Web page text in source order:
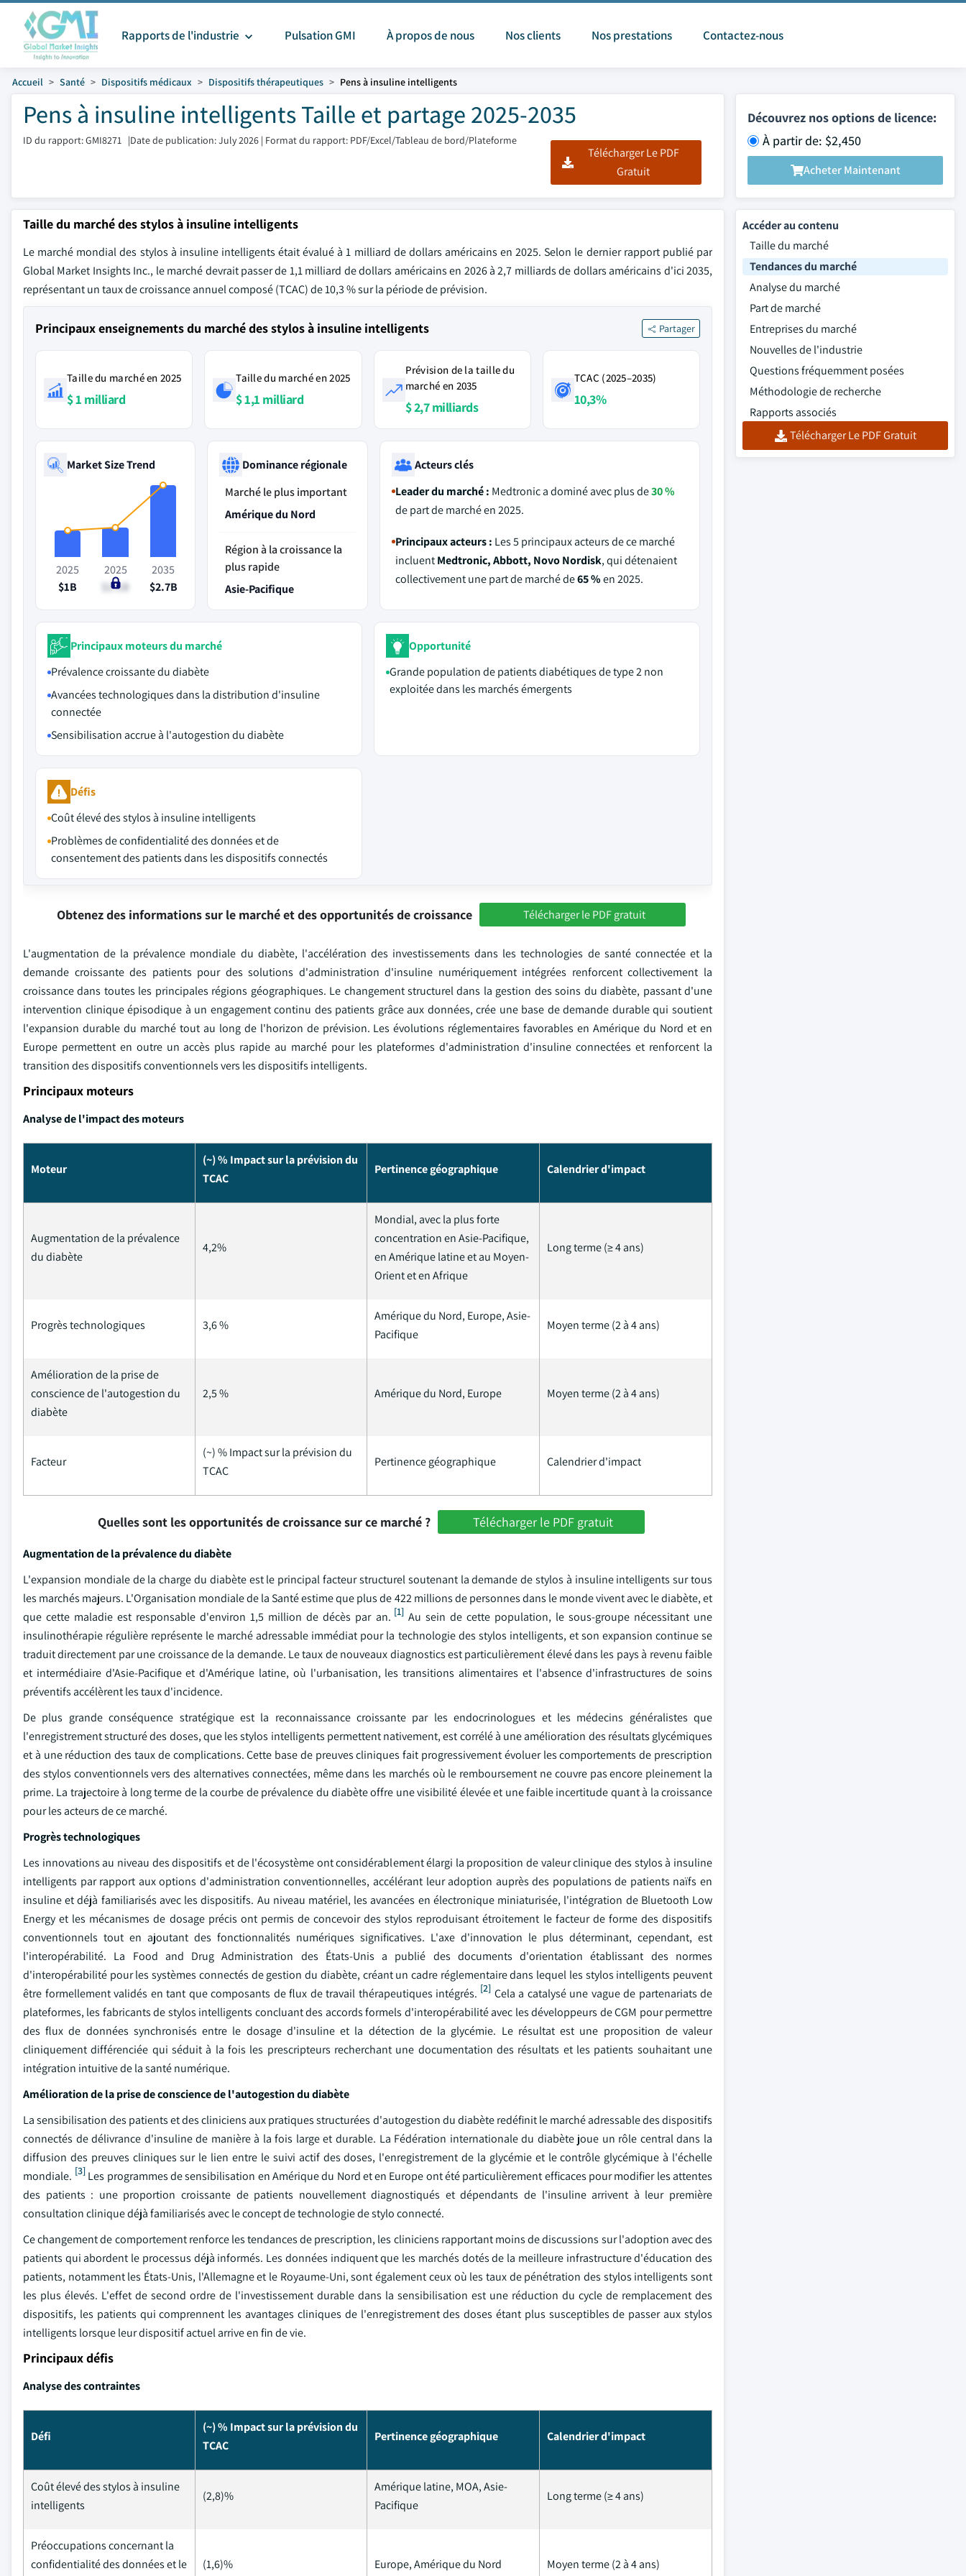
Rapports de l'industrie Pulsation GMI À propos de nous Nos clients Nos prestations Contactez-nous
Accueil Santé Dispositifs médicaux Dispositifs thérapeutiques Pens à insuline intelligents
Pens à insuline intelligents Taille et partage 2025-2035
ID du rapport: GMI8271 |Date de publication: July 2026 | Format du rapport: PDF/Excel/Tableau de bord/Plateforme
Télécharger Le PDF
Gratuit
Découvrez nos options de licence:
À partir de: $2,450
Acheter Maintenant
Taille du marché des stylos à insuline intelligents
Le marché mondial des stylos à insuline intelligents était évalué à 1 milliard de dollars américains en 2025. Selon le dernier rapport publié par
Global Market Insights Inc., le marché devrait passer de 1,1 milliard de dollars américains en 2026 à 2,7 milliards de dollars américains d'ici 2035,
représentant un taux de croissance annuel composé (TCAC) de 10,3 % sur la période de prévision.
Principaux enseignements du marché des stylos à insuline intelligents Partager
Taille du marché en 2025
$ 1 milliard
Taille du marché en 2025
$ 1,1 milliard
Prévision de la taille du
marché en 2035
$ 2,7 milliards
TCAC (2025–2035)
10,3%
Market Size Trend
2025
$1B
2025
$1.1B
2035
$2.7B
Dominance régionale
Marché le plus important
Amérique du Nord
Région à la croissance la
plus rapide
Asie-Pacifique
Acteurs clés
Leader du marché : Medtronic a dominé avec plus de30 %
de part de marché en 2025.
Principaux acteurs : Les 5 principaux acteurs de ce marché
incluentMedtronic, Abbott, Novo Nordisk, qui détenaient
collectivement une part de marché de65 %en 2025.
Principaux moteurs du marché
Prévalence croissante du diabète
Avancées technologiques dans la distribution d'insuline
connectée
Sensibilisation accrue à l'autogestion du diabète
Opportunité
Grande population de patients diabétiques de type 2 non
exploitée dans les marchés émergents
Défis
Coût élevé des stylos à insuline intelligents
Problèmes de confidentialité des données et de
consentement des patients dans les dispositifs connectés
Obtenez des informations sur le marché et des opportunités de croissance Télécharger le PDF gratuit
L'augmentation de la prévalence mondiale du diabète, l'accélération des investissements dans les technologies de santé connectée et la
demande croissante des patients pour des solutions d'administration d'insuline numériquement intégrées renforcent collectivement la
croissance dans toutes les principales régions géographiques. Le changement structurel dans la gestion des soins du diabète, passant d'une
intervention clinique épisodique à un engagement continu des patients grâce aux données, crée une base de demande durable qui soutient
l'expansion durable du marché tout au long de l'horizon de prévision. Les évolutions réglementaires favorables en Amérique du Nord et en
Europe permettent en outre un accès plus rapide au marché pour les plateformes d'administration d'insuline connectées et renforcent la
transition des dispositifs conventionnels vers les dispositifs intelligents.
Principaux moteurs
Analyse de l'impact des moteurs
Moteur
(~) % Impact sur la prévision du
TCAC
Pertinence géographique Calendrier d'impact
Augmentation de la prévalence
du diabète
4,2%
Mondial, avec la plus forte
concentration en Asie-Pacifique,
en Amérique latine et au Moyen-
Orient et en Afrique
Long terme (≥ 4 ans)
Progrès technologiques 3,6 %
Amérique du Nord, Europe, Asie-
Pacifique
Moyen terme (2 à 4 ans)
Amélioration de la prise de
conscience de l'autogestion du
diabète
2,5 % Amérique du Nord, Europe Moyen terme (2 à 4 ans)
Facteur
(~) % Impact sur la prévision du
TCAC
Pertinence géographique Calendrier d'impact
Quelles sont les opportunités de croissance sur ce marché ? Télécharger le PDF gratuit
Augmentation de la prévalence du diabète
L'expansion mondiale de la charge du diabète est le principal facteur structurel soutenant la demande de stylos à insuline intelligents sur tous
les marchés majeurs. L'Organisation mondiale de la Santé estime que plus de 422 millions de personnes dans le monde vivent avec le diabète, et
que cette maladie est responsable d'environ 1,5 million de décès par an. [1]Au sein de cette population, le sous-groupe nécessitant une
insulinothérapie régulière représente le marché adressable immédiat pour la technologie des stylos intelligents, et son expansion continue se
traduit directement par une croissance de la demande. Le taux de nouveaux diagnostics est particulièrement élevé dans les pays à revenu faible
et intermédiaire d'Asie-Pacifique et d'Amérique latine, où l'urbanisation, les transitions alimentaires et l'absence d'infrastructures de soins
préventifs accélèrent les taux d'incidence.
De plus grande conséquence stratégique est la reconnaissance croissante par les endocrinologues et les médecins généralistes que
l'enregistrement structuré des doses, que les stylos intelligents permettent nativement, est corrélé à une amélioration des résultats glycémiques
et à une réduction des taux de complications. Cette base de preuves cliniques fait progressivement évoluer les comportements de prescription
des stylos conventionnels vers des alternatives connectées, même dans les marchés où le remboursement ne couvre pas encore pleinement la
prime. La trajectoire à long terme de la courbe de prévalence du diabète offre une visibilité élevée et une faible incertitude quant à la croissance
pour les acteurs de ce marché.
Progrès technologiques
Les innovations au niveau des dispositifs et de l'écosystème ont considérablement élargi la proposition de valeur clinique des stylos à insuline
intelligents par rapport aux options d'administration conventionnelles, accélérant leur adoption auprès des populations de patients naïfs en
insuline et déjà familiarisés avec les dispositifs. Au niveau matériel, les avancées en électronique miniaturisée, l'intégration de Bluetooth Low
Energy et les mécanismes de dosage précis ont permis de concevoir des stylos reproduisant étroitement le facteur de forme des dispositifs
conventionnels tout en ajoutant des fonctionnalités numériques significatives. L'axe d'innovation le plus déterminant, cependant, est
l'interopérabilité. La Food and Drug Administration des États-Unis a publié des documents d'orientation établissant des normes
d'interopérabilité pour les systèmes connectés de gestion du diabète, créant un cadre réglementaire dans lequel les stylos intelligents peuvent
être formellement validés en tant que composants de flux de travail thérapeutiques intégrés. [2] Cela a catalysé une vague de partenariats de
plateformes, les fabricants de stylos intelligents concluant des accords formels d'interopérabilité avec les développeurs de CGM pour permettre
des flux de données synchronisés entre le dosage d'insuline et la détection de la glycémie. Le résultat est une proposition de valeur
cliniquement différenciée qui séduit à la fois les prescripteurs recherchant une documentation des résultats et les patients souhaitant une
intégration intuitive de la santé numérique.
Amélioration de la prise de conscience de l'autogestion du diabète
La sensibilisation des patients et des cliniciens aux pratiques structurées d'autogestion du diabète redéfinit le marché adressable des dispositifs
connectés de délivrance d'insuline de manière à la fois large et durable. La Fédération internationale du diabète joue un rôle central dans la
diffusion des preuves cliniques sur le lien entre le suivi actif des doses, l'enregistrement de la glycémie et le contrôle glycémique à l'échelle
mondiale. [3] Les programmes de sensibilisation en Amérique du Nord et en Europe ont été particulièrement efficaces pour modifier les attentes
des patients : une proportion croissante de patients nouvellement diagnostiqués et dépendants de l'insuline arrivent à leur première
consultation clinique déjà familiarisés avec le concept de technologie de stylo connecté.
Ce changement de comportement renforce les tendances de prescription, les cliniciens rapportant moins de discussions sur l'adoption avec des
patients qui abordent le processus déjà informés. Les données indiquent que les marchés dotés de la meilleure infrastructure d'éducation des
patients, notamment les États-Unis, l'Allemagne et le Royaume-Uni, sont également ceux où les taux de pénétration des stylos intelligents sont
les plus élevés. L'effet de second ordre de l'investissement durable dans la sensibilisation est une réduction du cycle de remplacement des
dispositifs, les patients qui comprennent les avantages cliniques de l'enregistrement des doses étant plus susceptibles de passer aux stylos
intelligents lorsque leur dispositif actuel arrive en fin de vie.
Principaux défis
Analyse des contraintes
Défi
(~) % Impact sur la prévision du
TCAC
Pertinence géographique Calendrier d'impact
Coût élevé des stylos à insuline
intelligents
(2,8)%
Amérique latine, MOA, Asie-
Pacifique
Long terme (≥ 4 ans)
Préoccupations concernant la
confidentialité des données et le
(1,6)% Europe, Amérique du Nord Moyen terme (2 à 4 ans)
Accéder au contenu
Taille du marché
Tendances du marché
Analyse du marché
Part de marché
Entreprises du marché
Nouvelles de l'industrie
Questions fréquemment posées
Méthodologie de recherche
Rapports associés
Télécharger Le PDF Gratuit